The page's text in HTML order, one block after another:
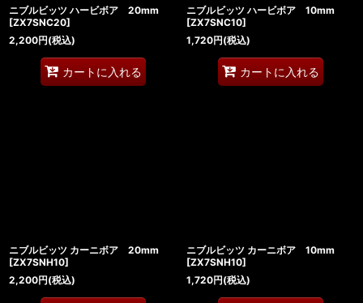
ニブルビッツ ハービボア 20mm
[ZX7SNC20]
2,200円(税込)
カートに入れる
ニブルビッツ ハービボア 10mm
[ZX7SNC10]
1,720円(税込)
カートに入れる
ニブルビッツ カーニボア 20mm
[ZX7SNH10]
2,200円(税込)
ニブルビッツ カーニボア 10mm
[ZX7SNH10]
1,720円(税込)